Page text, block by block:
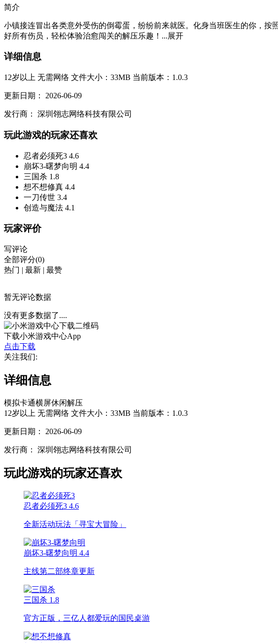
简介
小镇接连冒出各类意外受伤的倒霉蛋，纷纷前来就医。化身当班医生的你，
好所有伤员，轻松体验治愈闯关的解压乐趣！...展开
详细信息
12岁以上 无需网络 文件大小：33MB 当前版本：1.0.3
更新日期： 2026-06-09
发行商： 深圳翎志网络科技有限公司
玩此游戏的玩家还喜欢
忍者必须死3 4.6
崩坏3-曙梦向明 4.4
三国杀 1.8
想不想修真 4.4
一刀传世 3.4
创造与魔法 4.1
玩家评价
写评论
全部评分(0)
热门 | 最新 | 最赞
暂无评论数据
没有更多数据了....
下载小米游戏中心App
点击下载
关注我们:
详细信息
模拟卡通横屏休闲解压
12岁以上 无需网络 文件大小：33MB 当前版本：1.0.3
更新日期： 2026-06-09
发行商： 深圳翎志网络科技有限公司
玩此游戏的玩家还喜欢
忍者必须死3 4.6
全新活动玩法「寻宝大冒险」
崩坏3-曙梦向明 4.4
主线第二部终章更新
三国杀 1.8
官方正版，三亿人都爱玩的国民桌游